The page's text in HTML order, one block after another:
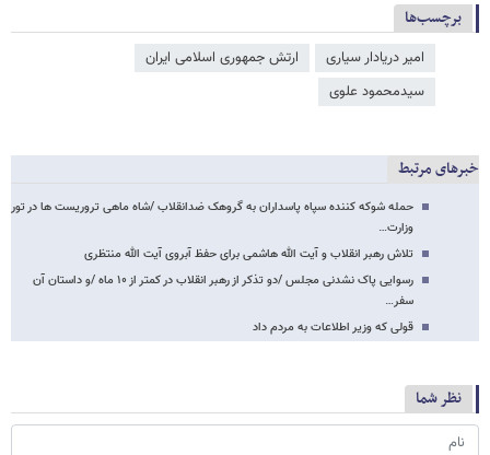
برچسب‌ها
امیر دریادار سیاری
ارتش جمهوری اسلامی ایران
سیدمحمود علوی
خبرهای مرتبط
حمله شوکه کننده سپاه پاسداران به گروهک ضدانقلاب /شاه ماهی تروریست ها در تور
وزارت…
تلاش رهبر انقلاب و آیت الله هاشمی برای حفظ آبروی آیت الله منتظری
رسوایی پاک نشدنی مجلس /دو تذکر از رهبر انقلاب در کمتر از ۱۰ ماه /و داستان آن
سفر…
قولی که وزیر اطلاعات به مردم داد
نظر شما